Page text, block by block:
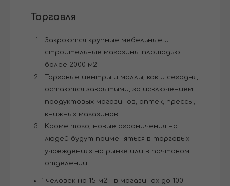
Торговля
Закроются крупные мебельные и
строительные магазины площадью
более 2000 м2.
Торговые центры и моллы, как и сегодня,
остаются закрытыми, за исключением:
продуктовых магазинов, аптек, прессы,
книжных магазинов.
Кроме того, новые ограничения на
людей будут применяться в торговых
учреждениях на рынке или в почтовом
отделении:
1 человек на 15 м2 - в магазинах до 100